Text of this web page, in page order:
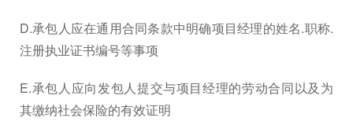
D.承包人应在通用合同条款中明确项目经理的姓名.职称.
注册执业证书编号等事项
E.承包人应向发包人提交与项目经理的劳动合同以及为
其缴纳社会保险的有效证明